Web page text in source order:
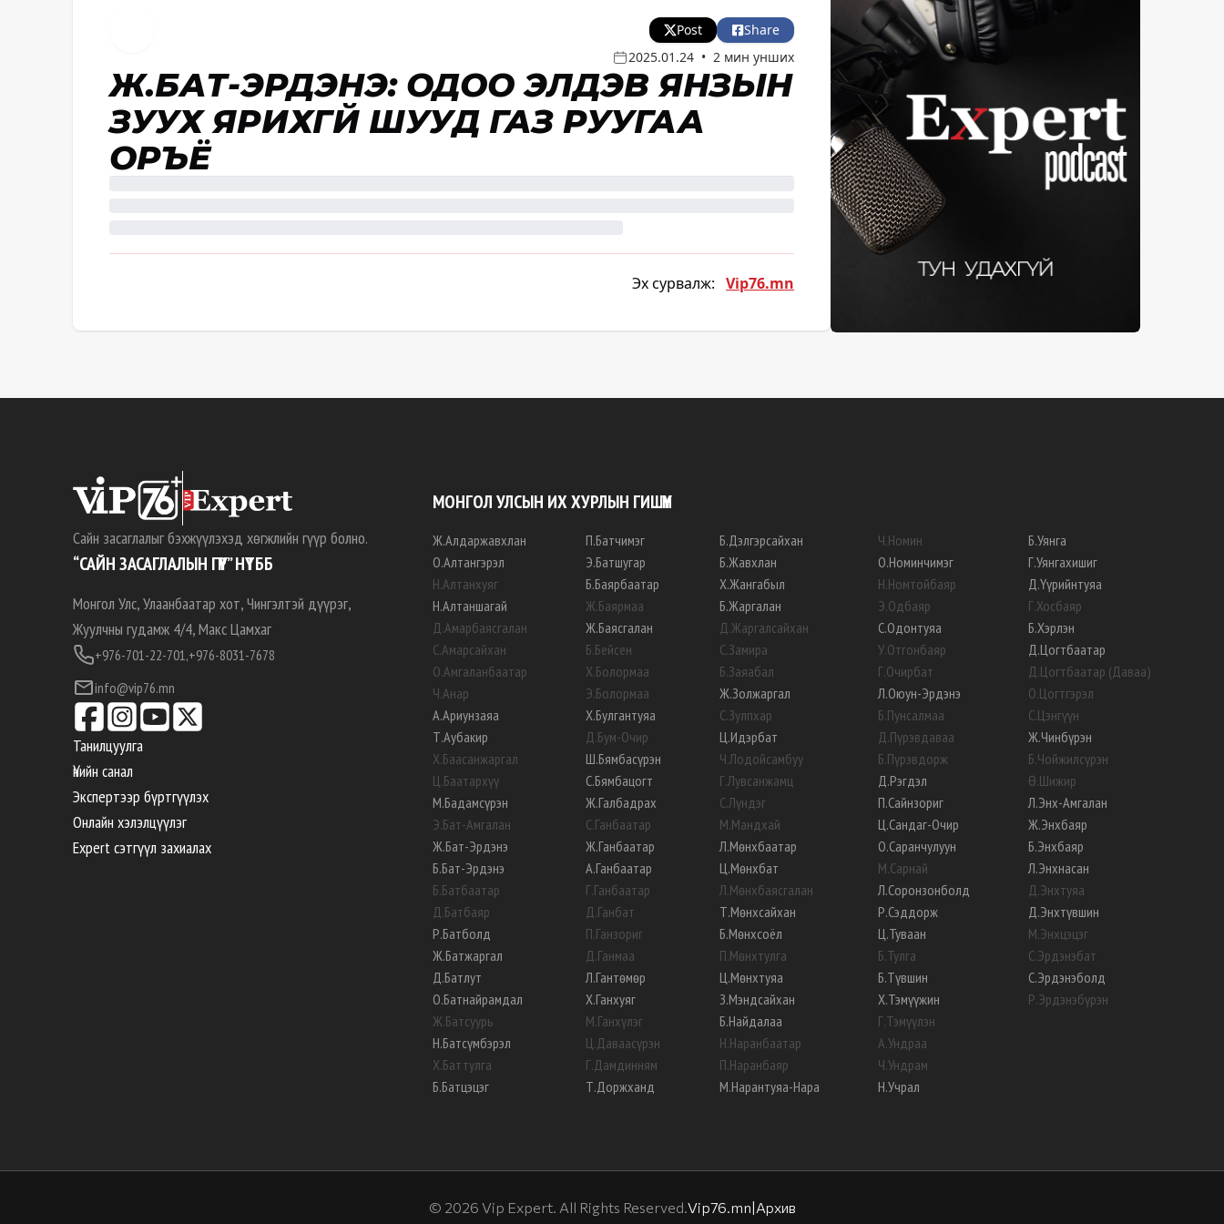
Post
Share
2025.01.24 • 2 мин унших
Ж.БАТ-ЭРДЭНЭ: ОДОО ЭЛДЭВ ЯНЗЫН
ЗУУХ ЯРИХГҮЙ ШУУД ГАЗ РУУГАА
ОРЪЁ
Эх сурвалж: Vip76.mn
Сайн засаглалыг бэхжүүлэхэд хөгжлийн гүүр болно.
“САЙН ЗАСАГЛАЛЫН ГҮҮР” НҮТББ
Монгол Улс, Улаанбаатар хот, Чингэлтэй дүүрэг,
Жуулчны гудамж 4/4, Макс Цамхаг
+976-701-22-701,+976-8031-7678
info@vip76.mn
Танилцуулга
Үнийн санал
Экспертээр бүртгүүлэх
Онлайн хэлэлцүүлэг
Expert сэтгүүл захиалах
МОНГОЛ УЛСЫН ИХ ХУРЛЫН ГИШҮҮН
Ж.Алдаржавхлан
О.Алтангэрэл
Н.Алтанхуяг
Н.Алтаншагай
Д.Амарбаясгалан
С.Амарсайхан
О.Амгаланбаатар
Ч.Анар
А.Ариунзаяа
Т.Аубакир
Х.Баасанжаргал
Ц.Баатархүү
М.Бадамсүрэн
Э.Бат-Амгалан
Ж.Бат-Эрдэнэ
Б.Бат-Эрдэнэ
Б.Батбаатар
Д.Батбаяр
Р.Батболд
Ж.Батжаргал
Д.Батлут
О.Батнайрамдал
Ж.Батсуурь
Н.Батсүмбэрэл
Х.Баттулга
Б.Батцэцэг
П.Батчимэг
Э.Батшугар
Б.Баярбаатар
Ж.Баярмаа
Ж.Баясгалан
Б.Бейсен
Х.Болормаа
Э.Болормаа
Х.Булгантуяа
Д.Бум-Очир
Ш.Бямбасүрэн
С.Бямбацогт
Ж.Галбадрах
С.Ганбаатар
Ж.Ганбаатар
А.Ганбаатар
Г.Ганбаатар
Д.Ганбат
П.Ганзориг
Д.Ганмаа
Л.Гантөмөр
Х.Ганхуяг
М.Ганхүлэг
Ц.Даваасүрэн
Г.Дамдинням
Т.Доржханд
Б.Дэлгэрсайхан
Б.Жавхлан
Х.Жангабыл
Б.Жаргалан
Д.Жаргалсайхан
С.Замира
Б.Заяабал
Ж.Золжаргал
С.Зулпхар
Ц.Идэрбат
Ч.Лодойсамбуу
Г.Лувсанжамц
С.Лүндэг
М.Мандхай
Л.Мөнхбаатар
Ц.Мөнхбат
Л.Мөнхбаясгалан
Т.Мөнхсайхан
Б.Мөнхсоёл
П.Мөнхтулга
Ц.Мөнхтуяа
З.Мэндсайхан
Б.Найдалаа
Н.Наранбаатар
П.Наранбаяр
М.Нарантуяа-Нара
Ч.Номин
О.Номинчимэг
Н.Номтойбаяр
Э.Одбаяр
С.Одонтуяа
У.Отгонбаяр
Г.Очирбат
Л.Оюун-Эрдэнэ
Б.Пунсалмаа
Д.Пүрэвдаваа
Б.Пүрэвдорж
Д.Рэгдэл
П.Сайнзориг
Ц.Сандаг-Очир
О.Саранчулуун
М.Сарнай
Л.Соронзонболд
Р.Сэддорж
Ц.Туваан
Б.Тулга
Б.Түвшин
Х.Тэмүүжин
Г.Тэмүүлэн
А.Ундраа
Ч.Ундрам
Н.Учрал
Б.Уянга
Г.Уянгахишиг
Д.Үүрийнтуяа
Г.Хосбаяр
Б.Хэрлэн
Д.Цогтбаатар
Д.Цогтбаатар (Даваа)
О.Цогтгэрэл
С.Цэнгүүн
Ж.Чинбүрэн
Б.Чойжилсүрэн
Ө.Шижир
Л.Энх-Амгалан
Ж.Энхбаяр
Б.Энхбаяр
Л.Энхнасан
Д.Энхтуяа
Д.Энхтүвшин
М.Энхцэцэг
С.Эрдэнэбат
С.Эрдэнэболд
Р.Эрдэнэбүрэн
© 2026 Vip Expert. All Rights Reserved.Vip76.mn Архив